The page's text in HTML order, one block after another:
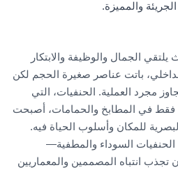
والمميزة.
الجمال والوظيفة والابتكار
باتت عناصر صغيرة الحجم لكن
مجرد العملية. الحنفيات، التي
فقط في المطابخ والحمامات، أصبحت
للمكان وأسلوب الحياة فيه.
السوداء والمطفية—
انتباه المصممين والمعماريين